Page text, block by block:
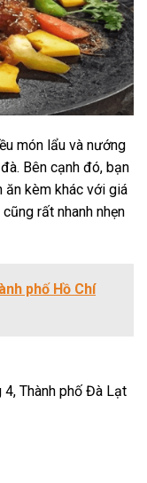
món lẩu và nướng
Bên cạnh đó, bạn
ăn kèm khác với giá
rất nhanh nhẹn
phố Hồ Chí
Thành phố Đà Lạt